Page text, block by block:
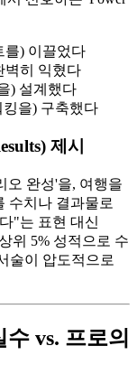
를) 이끌었다
벽히 익혔다
) 설계했다
을) 구축했다
제시
오 완성'을, 여행을
수치나 결과물로
"는 표현 대신
위 5% 성적으로 수
술이 압도적으로
vs. 프로의